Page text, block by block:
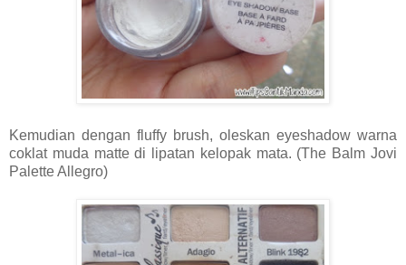
Kemudian dengan fluffy brush, oleskan eyeshadow warna
coklat muda matte di lipatan kelopak mata. (The Balm Jovi
Palette Allegro)